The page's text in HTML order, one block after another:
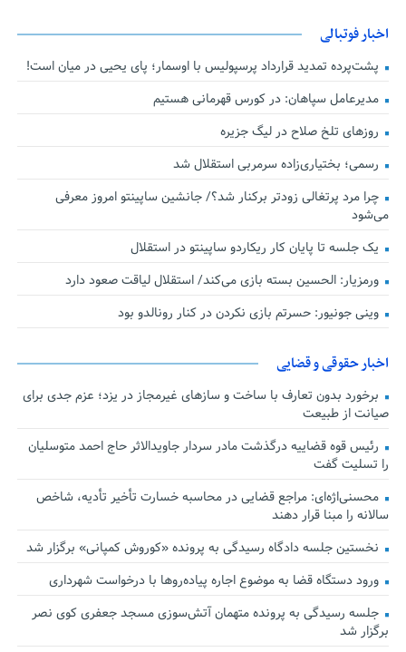
اخبار فوتبالی
پشت‌پرده تمدید قرارداد پرسپولیس با اوسمار؛ پای یحیی در میان است!
مدیرعامل سپاهان: در کورس قهرمانی هستیم
روزهای تلخ صلاح در لیگ جزیره
رسمی؛ بختیاری‌زاده سرمربی استقلال شد
چرا مرد پرتغالی زودتر برکنار شد؟/ جانشین ساپینتو امروز معرفی
می‌شود
یک جلسه تا پایان کار ریکاردو ساپینتو در استقلال
ورمزیار: الحسین بسته بازی می‌کند/ استقلال لیاقت صعود دارد
وینی جونیور: حسرتم بازی نکردن در کنار رونالدو بود
اخبار حقوقی و قضایی
برخورد بدون تعارف با ساخت‌ و سازهای غیرمجاز در یزد؛ عزم جدی برای
صیانت از طبیعت
رئیس قوه قضاییه درگذشت مادر سردار جاویدالاثر حاج احمد متوسلیان
را تسلیت گفت
محسنی‌اژه‌ای: مراجع قضایی در محاسبه خسارت تأخیر تأدیه، شاخص
سالانه را مبنا قرار دهند
نخستین جلسه دادگاه رسیدگی به پرونده «کوروش کمپانی» برگزار شد
ورود دستگاه قضا به موضوع اجاره پیاده‌روها با درخواست شهرداری
جلسه رسیدگی به پرونده متهمان آتش‌سوزی مسجد جعفری کوی نصر
برگزار شد